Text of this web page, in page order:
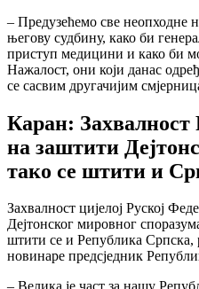
– Предузећемо све неопходне
његову судбину, како би
приступ медицини и како би
Нажалост, они који данас
се сасвим другачијим
Каран: Захвалност
на заштити
тако се штити и
Захвалност цијелој Руској
Дејтонског мировног
штити се и Република Српска,
новинаре предсједник